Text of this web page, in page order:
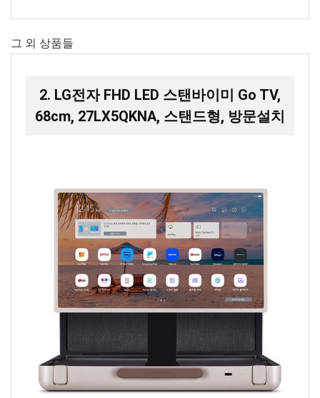
그 외 상품들
2. LG전자 FHD LED 스탠바이미 Go TV,
68cm, 27LX5QKNA, 스탠드형, 방문설치